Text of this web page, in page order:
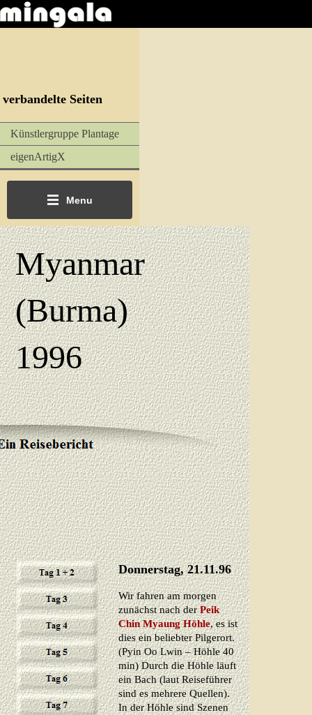
verbandelte Seiten
Künstlergruppe Plantage
eigenArtigX
Menu
Myanmar
(Burma)
1996
Donnerstag, 21.11.96
Wir fahren am morgen
zunächst nach derPeik
Chin Myaung Höhle, es ist
dies ein beliebter Pilgerort.
(Pyin Oo Lwin – Höhle 40
min) Durch die Höhle läuft
ein Bach (laut Reiseführer
sind es mehrere Quellen).
In der Höhle sind Szenen